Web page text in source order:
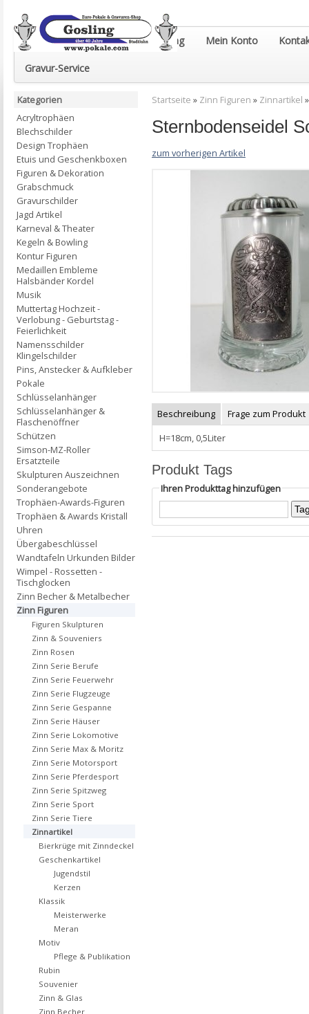
Euro-Pokale & Gravur-Shop Gosling Mein Konto
Gravur-Service
Startseite » Zinn Figuren » Zinnartikel
Sternbodenseidel
zum vorherigen Artikel
Beschreibung
Frage zum Produkt
H=18cm, 0,5Liter
Produkt Tags
Ihren Produkttag hinzufügen
Kategorien
Acryltrophäen
Blechschilder
Design Trophäen
Etuis und Geschenkboxen
Figuren & Dekoration
Grabschmuck
Gravurschilder
Jagd Artikel
Karneval & Theater
Kegeln & Bowling
Kontur Figuren
Medaillen Embleme
Halsbänder Kordel
Musik
Muttertag Hochzeit -
Verlobung - Geburtstag -
Feierlichkeit
Namensschilder
Klingelschilder
Pins, Anstecker & Aufkleber
Pokale
Schlüsselanhänger
Schlüsselanhänger &
Flaschenöffner
Schützen
Simson-MZ-Roller
Ersatzteile
Skulpturen Auszeichnen
Sonderangebote
Trophäen-Awards-Figuren
Trophäen & Awards Kristall
Uhren
Übergabeschlüssel
Wandtafeln Urkunden Bilder
Wimpel - Rossetten -
Tischglocken
Zinn Becher & Metalbecher
Zinn Figuren
Figuren Skulpturen
Zinn & Souveniers
Zinn Rosen
Zinn Serie Berufe
Zinn Serie Feuerwehr
Zinn Serie Flugzeuge
Zinn Serie Gespanne
Zinn Serie Häuser
Zinn Serie Lokomotive
Zinn Serie Max & Moritz
Zinn Serie Motorsport
Zinn Serie Pferdesport
Zinn Serie Spitzweg
Zinn Serie Sport
Zinn Serie Tiere
Zinnartikel
Bierkrüge mit Zinndeckel
Geschenkartikel
Jugendstil
Kerzen
Klassik
Meisterwerke
Meran
Motiv
Pflege & Publikation
Rubin
Souvenier
Zinn & Glas
Zinn Becher